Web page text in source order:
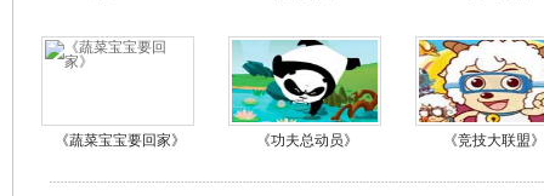
《蔬菜宝宝要回家》 《功夫总动员》 《竞技大联盟》